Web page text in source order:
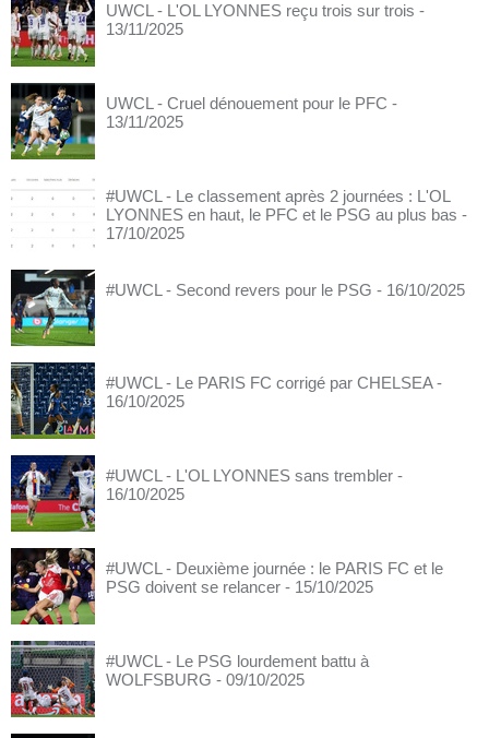
UWCL - L'OL LYONNES reçu trois sur trois -
13/11/2025
UWCL - Cruel dénouement pour le PFC -
13/11/2025
#UWCL - Le classement après 2 journées : L'OL
LYONNES en haut, le PFC et le PSG au plus bas -
17/10/2025
#UWCL - Second revers pour le PSG - 16/10/2025
#UWCL - Le PARIS FC corrigé par CHELSEA -
16/10/2025
#UWCL - L'OL LYONNES sans trembler -
16/10/2025
#UWCL - Deuxième journée : le PARIS FC et le
PSG doivent se relancer - 15/10/2025
#UWCL - Le PSG lourdement battu à
WOLFSBURG - 09/10/2025